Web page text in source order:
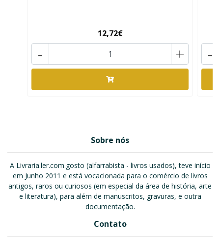
12,72€
+
- -
Sobre nós
A Livraria.ler.com.gosto (alfarrabista - livros usados), teve início
em Junho 2011 e está vocacionada para o comércio de livros
antigos, raros ou curiosos (em especial da área de história, arte
e literatura), para além de manuscritos, gravuras, e outra
documentação.
Contato